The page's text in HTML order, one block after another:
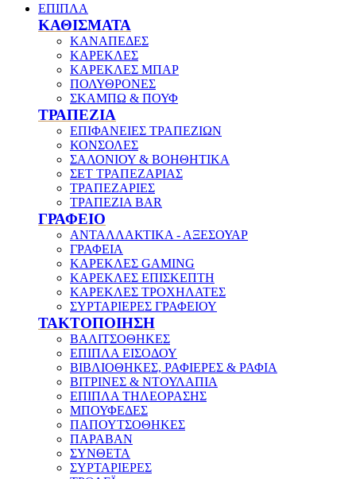
ΕΠΙΠΛΑ
ΚΑΘΙΣΜΑΤΑ
ΚΑΝΑΠΕΔΕΣ
ΚΑΡΕΚΛΕΣ
ΚΑΡΕΚΛΕΣ ΜΠΑΡ
ΠΟΛΥΘΡΟΝΕΣ
ΣΚΑΜΠΩ & ΠΟΥΦ
ΤΡΑΠΕΖΙΑ
ΕΠΙΦΑΝΕΙΕΣ ΤΡΑΠΕΖΙΩΝ
ΚΟΝΣΟΛΕΣ
ΣΑΛΟΝΙΟΥ & ΒΟΗΘΗΤΙΚΑ
ΣΕΤ ΤΡΑΠΕΖΑΡΙΑΣ
ΤΡΑΠΕΖΑΡΙΕΣ
ΤΡΑΠΕΖΙΑ BAR
ΓΡΑΦΕΙΟ
ΑΝΤΑΛΛΑΚΤΙΚΑ - ΑΞΕΣΟΥΑΡ
ΓΡΑΦΕΙΑ
ΚΑΡΕΚΛΕΣ GAMING
ΚΑΡΕΚΛΕΣ ΕΠΙΣΚΕΠΤΗ
ΚΑΡΕΚΛΕΣ ΤΡΟΧΗΛΑΤΕΣ
ΣΥΡΤΑΡΙΕΡΕΣ ΓΡΑΦΕΙΟΥ
ΤΑΚΤΟΠΟΙΗΣΗ
ΒΑΛΙΤΣΟΘΗΚΕΣ
ΕΠΙΠΛΑ ΕΙΣΟΔΟΥ
ΒΙΒΛΙΟΘΗΚΕΣ, ΡΑΦΙΕΡΕΣ & ΡΑΦΙΑ
ΒΙΤΡΙΝΕΣ & ΝΤΟΥΛΑΠΙΑ
ΕΠΙΠΛΑ ΤΗΛΕΟΡΑΣΗΣ
ΜΠΟΥΦΕΔΕΣ
ΠΑΠΟΥΤΣΟΘΗΚΕΣ
ΠΑΡΑΒΑΝ
ΣΥΝΘΕΤΑ
ΣΥΡΤΑΡΙΕΡΕΣ